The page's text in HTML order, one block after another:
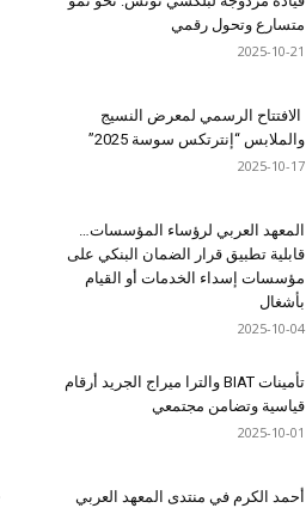
متسارع وتحول رقمي
2025-10-21
الافتتاح الرسمي لمعرض النسيج
والملابس “إنترتكس سوسة 2025”
2025-10-17
المعهد العربي لرؤساء المؤسسات…
قابلية تطبيق قرار الضمان البنكي على
مؤسسات إسداء الخدمات أو القيام
بأشغال
2025-10-04
تأمينات BIAT والترا ميراج الجريد أرقام
قياسية وتضامن مجتمعي
2025-10-01
أحمد الكرم في منتدى المعهد العربي